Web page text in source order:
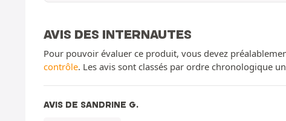
AVIS DES INTERNAUTES
Pour pouvoir évaluer ce produit, vous devez
contrôle. Les avis sont classés par ordre chronologique
AVIS DE SANDRINE G.